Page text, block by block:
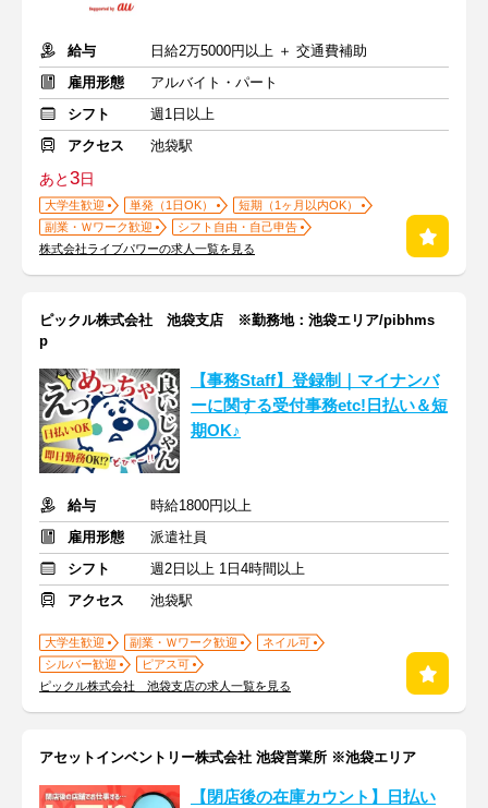
給与
日給2万5000円以上 ＋ 交通費補助
雇用形態
アルバイト・パート
シフト
週1日以上
アクセス
池袋駅
あと3日
大学生歓迎 単発（1日OK）
短期（1ヶ月以内OK）
副業・Ｗワーク歓迎
シフト自由・自己申告
株式会社ライブパワーの求人一覧を見る
ピックル株式会社 池袋支店 ※勤務地：池袋エリア/pibhms
p
【事務Staff】登録制｜マイナンバ
ーに関する受付事務etc!日払い＆短
期OK♪
給与
時給1800円以上
雇用形態
派遣社員
シフト
週2日以上 1日4時間以上
アクセス
池袋駅
大学生歓迎 副業・Ｗワーク歓迎
ネイル可
シルバー歓迎
ピアス可
ピックル株式会社 池袋支店の求人一覧を見る
アセットインベントリー株式会社 池袋営業所 ※池袋エリア
【閉店後の在庫カウント】日払い